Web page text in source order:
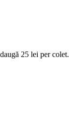
25 lei per colet.